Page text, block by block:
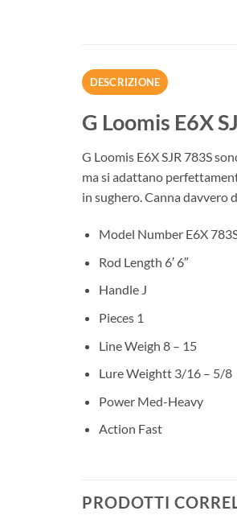
DESCRIZIONE
G Loomis E6X
G Loomis E6X SJR 783S
ma si adattano
in sughero. Canna davvero
Model Number E6X
Rod Length 6′ 6″
Handle J
Pieces 1
Line Weigh 8 – 15
Lure Weightt 3/16 – 5/8
Power Med-Heavy
Action Fast
PRODOTTI